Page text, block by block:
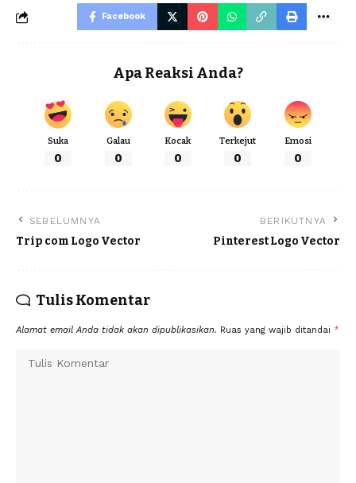
Facebook
Apa Reaksi Anda?
Suka
0
Galau
0
Kocak
0
Terkejut
0
Emosi
0
SEBELUMNYA
Trip com Logo Vector
BERIKUTNYA
Pinterest Logo Vector
Tulis Komentar
Alamat email Anda tidak akan dipublikasikan. Ruas yang wajib ditandai *